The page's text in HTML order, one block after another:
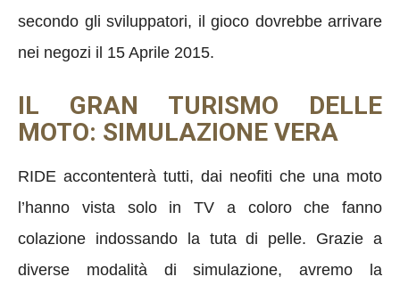
secondo gli sviluppatori, il gioco dovrebbe arrivare
nei negozi il 15 Aprile 2015.
IL GRAN TURISMO DELLE
MOTO: SIMULAZIONE VERA
RIDE accontenterà tutti, dai neofiti che una moto
l’hanno vista solo in TV a coloro che fanno
colazione indossando la tuta di pelle. Grazie a
diverse modalità di simulazione, avremo la